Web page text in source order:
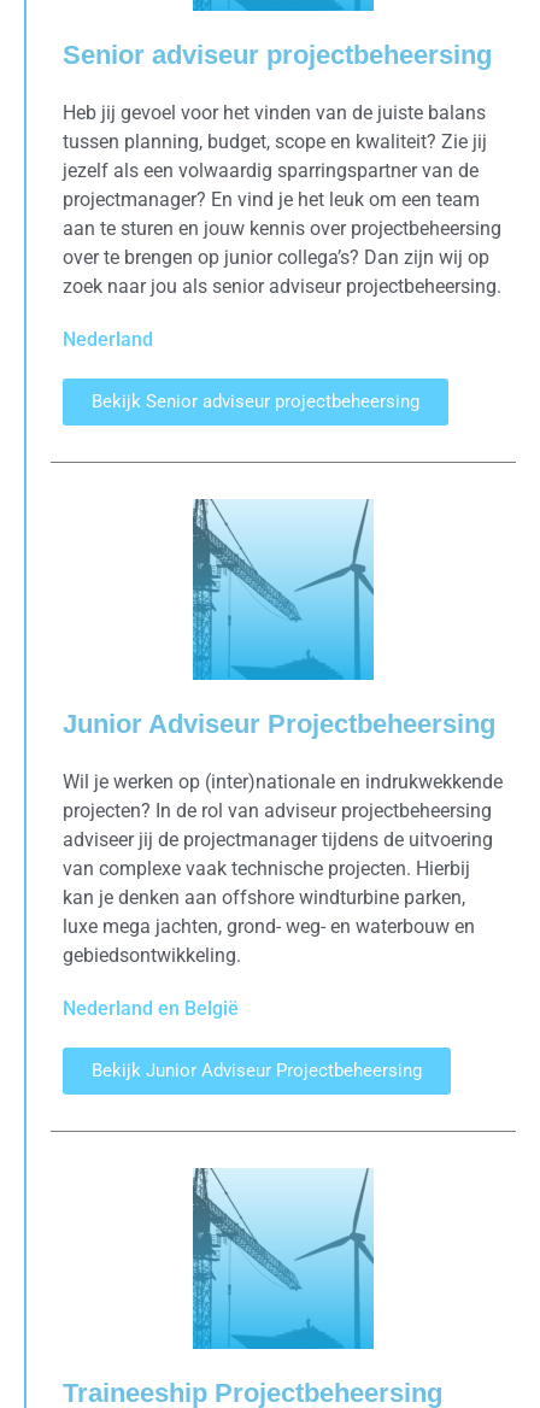
Senior adviseur projectbeheersing
Heb jij gevoel voor het vinden van de juiste balans
tussen planning, budget, scope en kwaliteit? Zie jij
jezelf als een volwaardig sparringspartner van de
projectmanager? En vind je het leuk om een team
aan te sturen en jouw kennis over projectbeheersing
over te brengen op junior collega’s? Dan zijn wij op
zoek naar jou als senior adviseur projectbeheersing.
Nederland
Bekijk Senior adviseur projectbeheersing
Junior Adviseur Projectbeheersing
Wil je werken op (inter)nationale en indrukwekkende
projecten? In de rol van adviseur projectbeheersing
adviseer jij de projectmanager tijdens de uitvoering
van complexe vaak technische projecten. Hierbij
kan je denken aan offshore windturbine parken,
luxe mega jachten, grond- weg- en waterbouw en
gebiedsontwikkeling.
Nederland en België
Bekijk Junior Adviseur Projectbeheersing
Traineeship Projectbeheersing